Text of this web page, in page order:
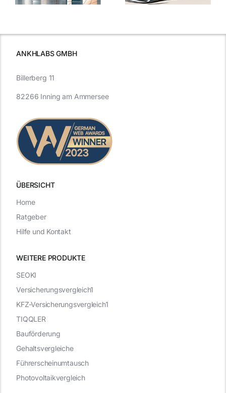
für maximale
ANKHLABS GMBH
ÜBERSICHT
WEITERE PRODUKTE
Billerberg 11
82266 Inning am Ammersee
SEOKI
Versicherungsvergleich1
KFZ-Versicherungsvergleich1
TIQQLER
Bauförderung
Gehaltsvergleiche
Führerscheinumtausch
Photovoltaikvergleich
Home
Ratgeber
Hilfe und Kontakt